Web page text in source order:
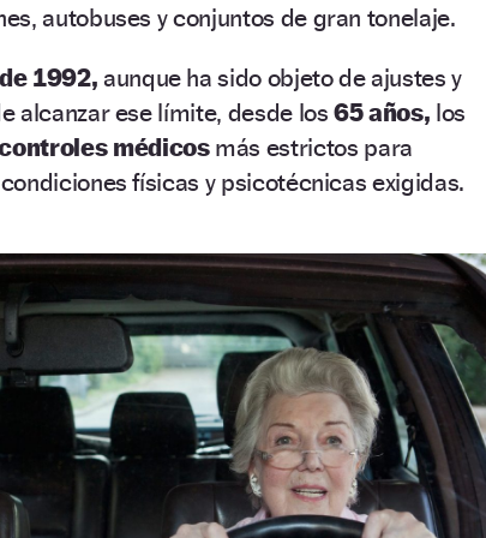
autobuses y conjuntos de gran tonelaje.
1992, aunque ha sido objeto de ajustes y
alcanzar ese límite, desde los65 años, los
médicos más estrictos para
físicas y psicotécnicas exigidas.